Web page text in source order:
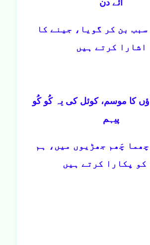
آئے دن
سبب بن کر گویا، جینے کا
اشارا کرتے ہیں
کا موسم، کوئل کی یہ کُو کُو
پیہم
چَھم جھڑیوں میں، ہم
کو پکارا کرتے ہیں